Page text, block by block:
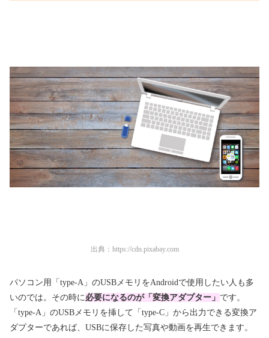
出典： https://cdn.pixabay.com
パソコン用「type-A」のUSBメモリをAndroidで使用したい人も多
いのでは。その時に 必要になるのが「変換アダプター」 です。
「type-A」のUSBメモリを挿して「type-C」から出力できる変換ア
ダプターであれば、USBに保存した写真や動画を再生できます。